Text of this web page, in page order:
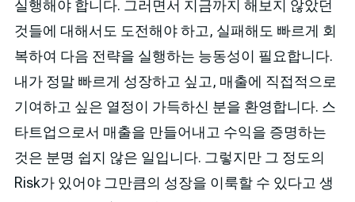
실행해야 합니다. 그러면서 지금까지 해보지 않았던
것들에 대해서도 도전해야 하고, 실패해도 빠르게 회
복하여 다음 전략을 실행하는 능동성이 필요합니다.
내가 정말 빠르게 성장하고 싶고, 매출에 직접적으로
기여하고 싶은 열정이 가득하신 분을 환영합니다. 스
타트업으로서 매출을 만들어내고 수익을 증명하는
것은 분명 쉽지 않은 일입니다. 그렇지만 그 정도의
Risk가 있어야 그만큼의 성장을 이룩할 수 있다고 생